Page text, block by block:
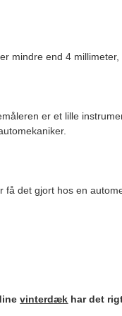
mindre end 4
er et lille
det gjort hos en
vinterdæk har det